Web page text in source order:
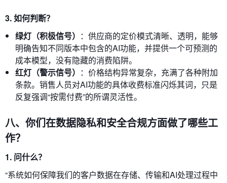
3. 如何判断？
绿灯（积极信号） ：供应商的定价模式清晰、透明，能够
明确告知不同版本中包含的AI功能，并提供一个可预测的
成本模型，没有隐藏的消费陷阱。
红灯（警示信号） ：价格结构异常复杂，充满了各种附加
条款。销售人员对AI功能的具体收费标准闪烁其词，只是
反复强调“按需付费”的所谓灵活性。
八、你们在数据隐私和安全合规方面做了哪些工
作？
1. 问什么？
“系统如何保障我们的客户数据在存储、传输和AI处理过程中